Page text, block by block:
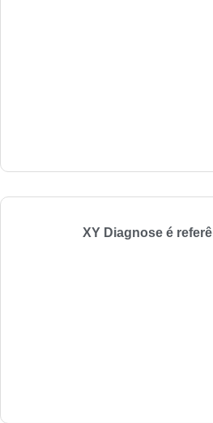
XY Diagnose é